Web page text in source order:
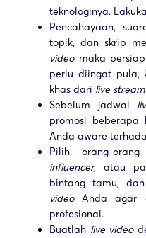
teknologinya.
Pencahayaan,
topik, dan skrip
videomaka
perlu diingat pula,
khas dari live
Sebelum jadwal
promosi beberapa
Anda aware
Pilih orang-
influencer, atau
bintang tamu,
videoAnda agar
profesional.
Buatlah live video